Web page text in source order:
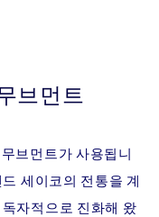
브먼트
브먼트가 사용됩니
세이코의 전통을 계
자적으로 진화해 왔